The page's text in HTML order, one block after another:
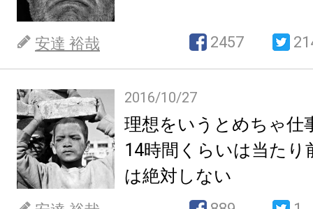
安達 裕哉 2457
2016/10/27
理想をいうとめちゃ仕
14時間くらいは当たり
は絶対しない